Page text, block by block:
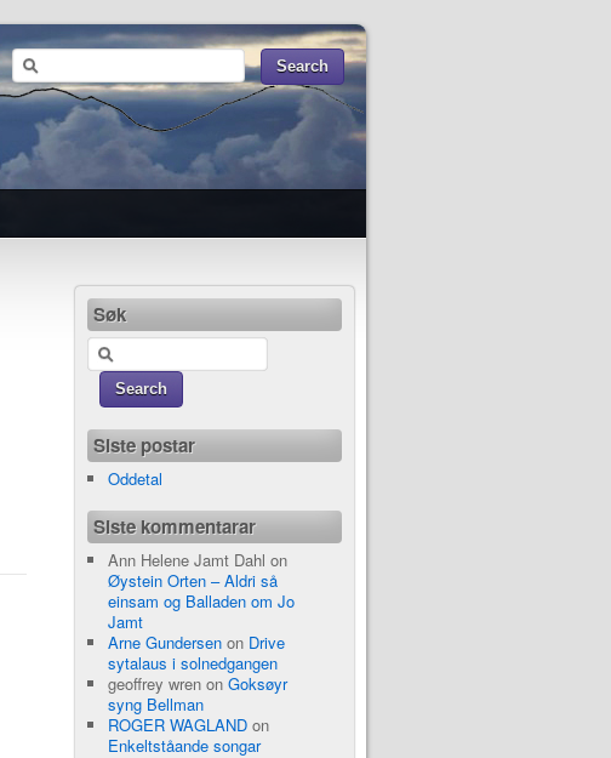
Søk
Siste postar
Oddetal
Siste kommentarar
Ann Helene Jamt Dahl on
Øystein Orten – Aldri så
einsam og Balladen om Jo
Jamt
Arne Gundersenon Drive
sytalaus i solnedgangen
geoffrey wrenon Goksøyr
syng Bellman
ROGER WAGLANDon
Enkeltståande songar